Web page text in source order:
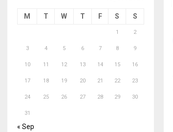
M T W T F S S
1 2
3 4 5 6 7 8 9
10 11 12 13 14 15 16
17 18 19 20 21 22 23
24 25 26 27 28 29 30
31
« Sep